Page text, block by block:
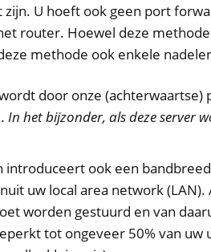
Desktop en Mobiel
toegang op afstand
zijn. U hoeft ook geen port
router. Hoewel deze
methode ook enkele
door onze (achterwaartse)
In het bijzonder, als deze server
introduceert ook een
uw local area network
worden gestuurd en van
tot ongeveer 50% van uw